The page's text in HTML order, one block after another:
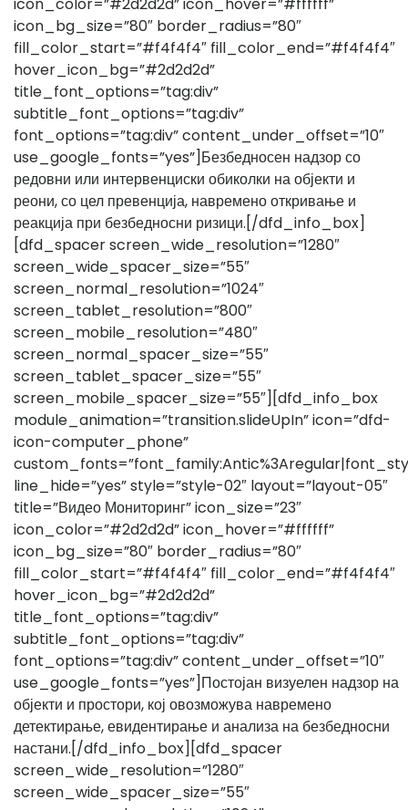
icon_bg_size=”80″ border_radius=”80″
fill_color_start=”#f4f4f4″ fill_color_end=”#f4f4f4″
hover_icon_bg=”#2d2d2d”
title_font_options=”tag:div”
subtitle_font_options=”tag:div”
font_options=”tag:div” content_under_offset=”10″
use_google_fonts=”yes”]Безбедносен надзор со
редовни или интервенциски обиколки на објекти и
реони, со цел превенција, навремено откривање и
реакција при безбедносни ризици.[/dfd_info_box]
[dfd_spacer screen_wide_resolution=”1280″
screen_wide_spacer_size=”55″
screen_normal_resolution=”1024″
screen_tablet_resolution=”800″
screen_mobile_resolution=”480″
screen_normal_spacer_size=”55″
screen_tablet_spacer_size=”55″
screen_mobile_spacer_size=”55″][dfd_info_box
module_animation=”transition.slideUpIn” icon=”dfd-
icon-computer_phone”
line_hide=”yes” style=”style-02″ layout=”layout-05″
title=”Видео Мониторинг” icon_size=”23″
icon_color=”#2d2d2d” icon_hover=”#ffffff”
icon_bg_size=”80″ border_radius=”80″
fill_color_start=”#f4f4f4″ fill_color_end=”#f4f4f4″
hover_icon_bg=”#2d2d2d”
title_font_options=”tag:div”
subtitle_font_options=”tag:div”
font_options=”tag:div” content_under_offset=”10″
use_google_fonts=”yes”]Постојан визуелен надзор на
објекти и простори, кој овозможува навремено
детектирање, евидентирање и анализа на безбедносни
настани.[/dfd_info_box][dfd_spacer
screen_wide_resolution=”1280″
screen_wide_spacer_size=”55″